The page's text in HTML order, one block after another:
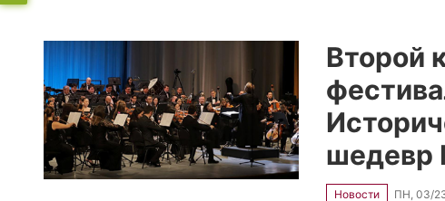
ФЕДЕРАЦИИ
Второй
шедевр
Новости ПН, 03/